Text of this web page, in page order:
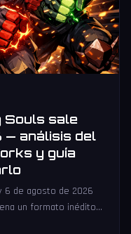
Souls sale
análisis del
y guía
6 de agosto de 2026
un formato inédito